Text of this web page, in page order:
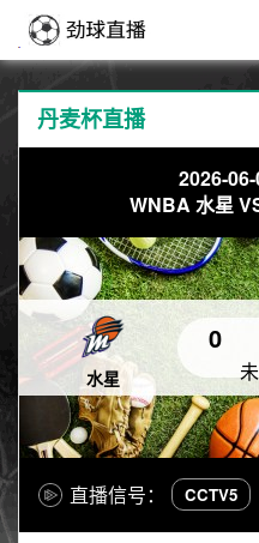
丹麦杯直播
2026-
WNBA 水星
水星
0
直播信号： CCTV5